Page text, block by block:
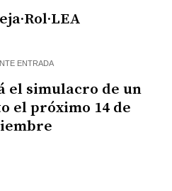
ENTRADA
el simulacro de un
el próximo 14 de